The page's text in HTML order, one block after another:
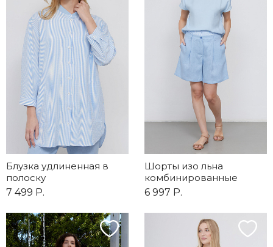
Блузка удлиненная в
полоску
7 499 Р.
Шорты изо льна
комбинированные
6 997 Р.